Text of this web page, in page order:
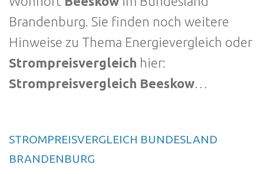
Brandenburg. Sie finden noch weitere
Hinweise zu Thema Energievergleich oder
Strompreisvergleich hier:
Strompreisvergleich Beeskow
STROMPREISVERGLEICH BUNDESLAND
BRANDENBURG